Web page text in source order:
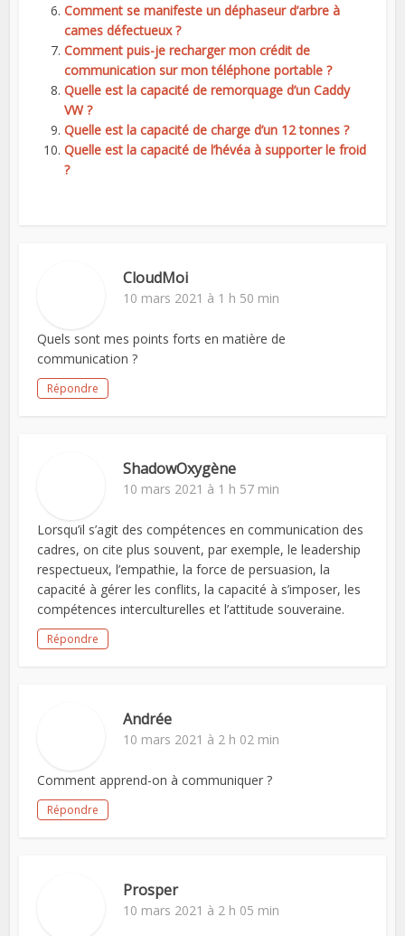
Comment se manifeste un déphaseur d’arbre à
cames défectueux ?
Comment puis-je recharger mon crédit de
communication sur mon téléphone portable ?
Quelle est la capacité de remorquage d’un Caddy
VW ?
Quelle est la capacité de charge d’un 12 tonnes ?
Quelle est la capacité de l’hévéa à supporter le froid
?
CloudMoi
10 mars 2021 à 1 h 50 min
Quels sont mes points forts en matière de
communication ?
Répondre
ShadowOxygène
10 mars 2021 à 1 h 57 min
Lorsqu’il s’agit des compétences en communication des
cadres, on cite plus souvent, par exemple, le leadership
respectueux, l’empathie, la force de persuasion, la
capacité à gérer les conflits, la capacité à s’imposer, les
compétences interculturelles et l’attitude souveraine.
Répondre
Andrée
10 mars 2021 à 2 h 02 min
Comment apprend-on à communiquer ?
Répondre
Prosper
10 mars 2021 à 2 h 05 min